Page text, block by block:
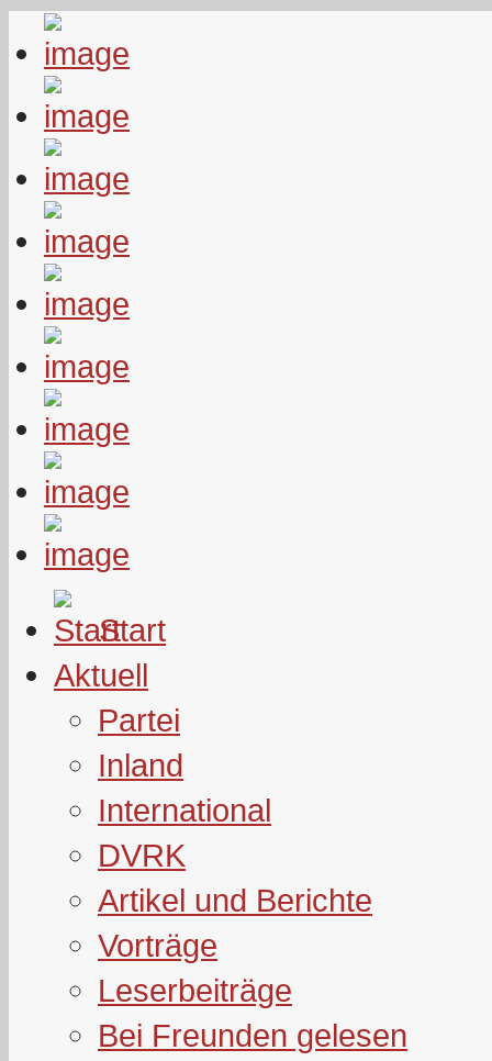
Start
Aktuell
Partei
Inland
International
DVRK
Artikel und Berichte
Vorträge
Leserbeiträge
Bei Freunden gelesen